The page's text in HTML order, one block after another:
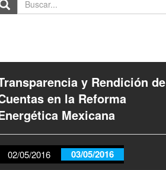
y Rendición de
en la Reforma
Mexicana
02/05/2016 03/05/2016